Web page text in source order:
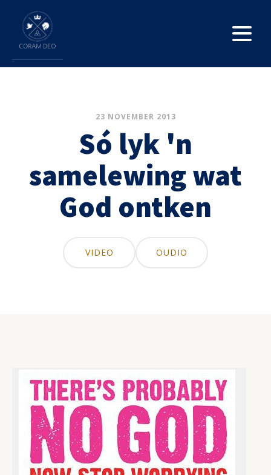
23 NOVEMBER 2013
Só lyk 'n
samelewing wat
God ontken
VIDEO OUDIO